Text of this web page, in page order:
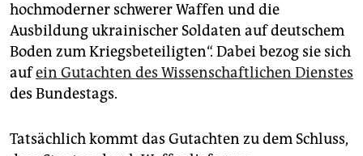
hochmoderner schwerer Waffen und die
Ausbildung ukrainischer Soldaten auf deutschem
Boden zum Kriegsbeteiligten“. Dabei bezog sie sich
aufein Gutachten des Wissenschaftlichen Dienstes
des Bundestags.
Tatsächlich kommt das Gutachten zu dem Schluss,